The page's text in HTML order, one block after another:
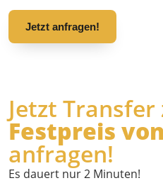
Jetzt anfragen!
Jetzt Transfer
Festpreis
anfragen!
Es dauert nur 2 Minuten!